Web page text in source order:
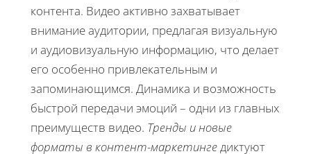
контента. Видео активно захватывает
внимание аудитории, предлагая визуальную
и аудиовизуальную информацию, что делает
его особенно привлекательным и
запоминающимся. Динамика и возможность
быстрой передачи эмоций – одни из главных
преимуществ видео. Тренды и новые
форматы в контент-маркетингедиктуют